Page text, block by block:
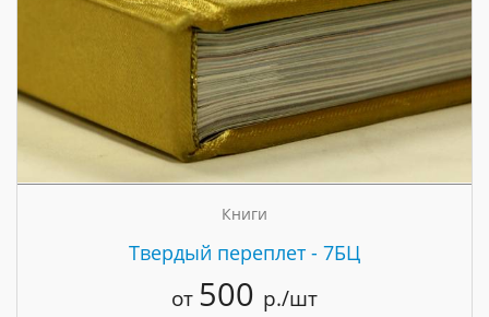
Книги
Твердый переплет - 7БЦ
от 500 р./шт